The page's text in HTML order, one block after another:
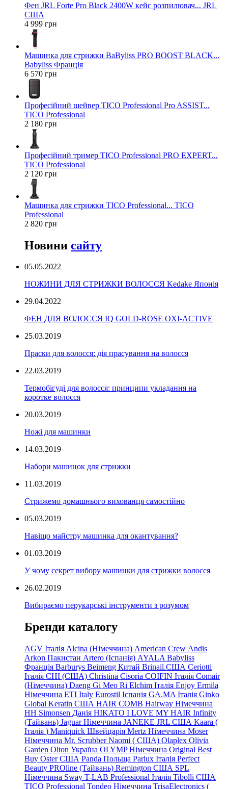
Фен JRL Forte Pro Black 2400W кейс розпилювач... JRL
США
4 999 грн
Машинка для стрижки BaByliss PRO BOOST BLACK...
Babyliss Франція
6 570 грн
Професійний шейвер TICO Professional Pro ASSIST...
TICO Professional
2 180 грн
Професійний тример TICO Professional PRO EXPERT...
TICO Professional
2 120 грн
Машинка для стрижки TICO Professional... TICO
Professional
2 820 грн
Новини сайту
05.05.2022
НОЖИНИ ДЛЯ СТРИЖКИ ВОЛОССЯ Kedake Японія
29.04.2022
ФЕН ДЛЯ ВОЛОССЯ IQ GOLD-ROSE OXI-ACTIVE
25.03.2019
Праски для волосся: дія прасування на волосся
22.03.2019
Термобігуді для волосся: принципи укладання на
коротке волосся
20.03.2019
Ножі для машинки
14.03.2019
Набори машинок для стрижки
11.03.2019
Стрижемо домашнього вихованця самостійно
05.03.2019
Навіщо майстру машинка для окантування?
01.03.2019
У чому секрет вибору машинки для стрижки волосся
26.02.2019
Вибираємо перукарські інструменти з розумом
Бренди каталогу
AGV Італія Alcina (Німеччина) American Crew Andis
Arkon Пакистан Artero (Іспанія) AYALA Babyliss
Франція Barburys Beimeng Китай Brinail.США Ceriotti
Італія CHI (США) Christina Cisoria COIFIN Італія Comair
(Німеччина) Daeng Gi Meo Ri Elchim Італія Enjoy Ermila
Німеччина ETI Italy Eurostil Іспанія GA.MA Італія Ginko
Global Keratin США HAIR COMB Hairway Німеччина
HH Simonsen Данія HIKATO I LOVE MY HAIR Infinity
(Тайвань) Jaguar Німеччина JANEKE JRL США Kaara (
Італія ) Maniquick Швейцарія Mertz Німеччина Moser
Німеччина Mr. Scrubber Naomi ( США) Olaplex Olivia
Garden Olton Україна OLYMP Німеччина Original Best
Buy Oster США Panda Польща Parlux Італія Perfect
Beauty PROline (Тайвань) Remington США SPL
Німеччина Sway T-LAB Professional Італія Tibolli США
TICO Professional Tondeo Німеччина TrisaElectronics (